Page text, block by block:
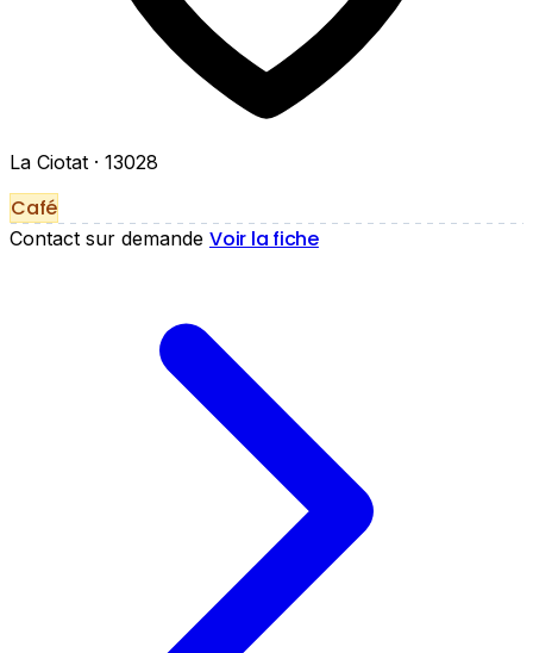
La Ciotat · 13028
Café
Contact sur demande Voir la fiche